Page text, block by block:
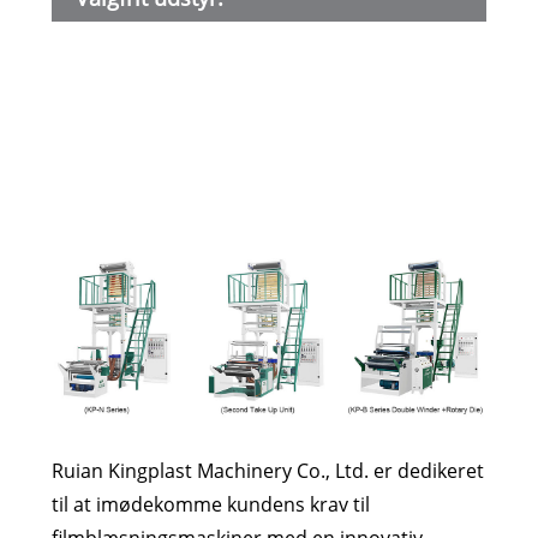
Ruian Kingplast Machinery Co., Ltd. er dedikeret
til at imødekomme kundens krav til